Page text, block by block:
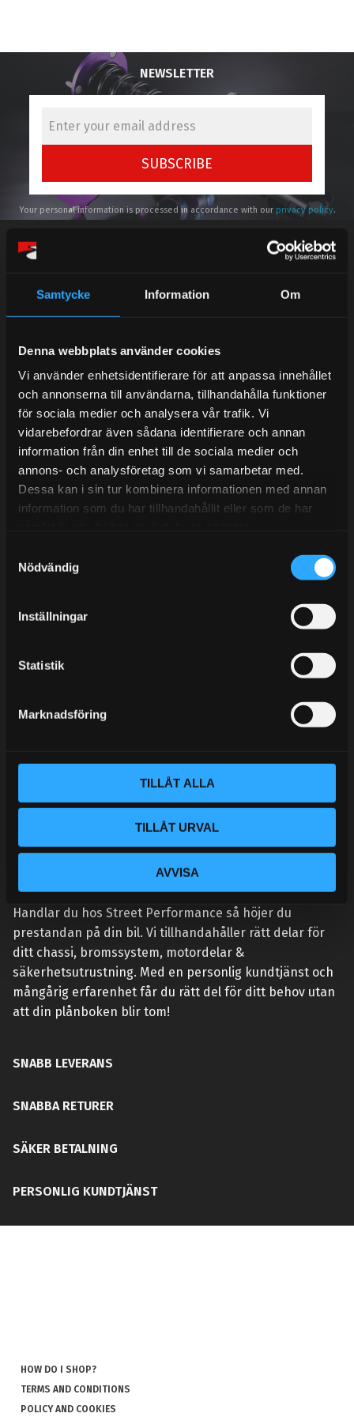
Samtycke Information Om
Denna webbplats använder cookies
Vi använder enhetsidentifierare för att anpassa innehållet
och annonserna till användarna, tillhandahålla funktioner
för sociala medier och analysera vår trafik. Vi
vidarebefordrar även sådana identifierare och annan
information från din enhet till de sociala medier och
annons- och analysföretag som vi samarbetar med.
Dessa kan i sin tur kombinera informationen med annan
information som du har tillhandahållit eller som de har
Nödvändig
Inställningar
Statistik
Marknadsföring
TILLÅT ALLA
TILLÅT URVAL
AVVISA
NEWSLETTER
SUBSCRIBE
Your personal information is processed in accordance with our privacy policy.
Telefonsupport:
Mån-Tors: 10:30-15:00
Lunchstängt 12:00-13:00
Tel: 031- 51 66 60
E-post:info@streetperformance.se
BLOG
KONTAKTA OSS
MY PAGES
VÅR AFFÄRSIDÉ ÄR ENKEL:
Handlar du hos Street Performance så höjer du
prestandan på din bil. Vi tillhandahåller rätt delar för
ditt chassi, bromssystem, motordelar &
säkerhetsutrustning. Med en personlig kundtjänst och
mångårig erfarenhet får du rätt del för ditt behov utan
att din plånboken blir tom!
SNABB LEVERANS
SNABBA RETURER
SÄKER BETALNING
PERSONLIG KUNDTJÄNST
HOW DO I SHOP?
TERMS AND CONDITIONS
POLICY AND COOKIES